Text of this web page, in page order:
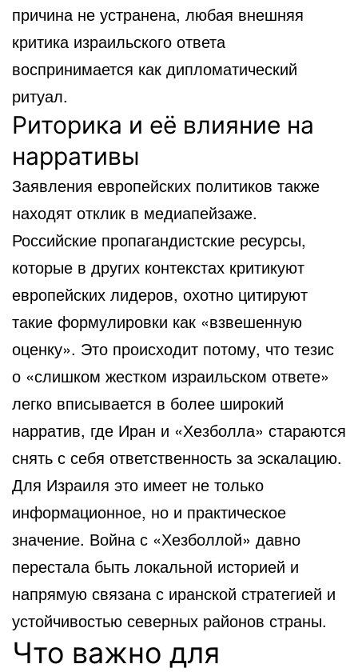
причина не устранена, любая внешняя
критика израильского ответа
воспринимается как дипломатический
ритуал.
Риторика и её влияние на
нарративы
Заявления европейских политиков также
находят отклик в медиапейзаже.
Российские пропагандистские ресурсы,
которые в других контекстах критикуют
европейских лидеров, охотно цитируют
такие формулировки как «взвешенную
оценку». Это происходит потому, что тезис
о «слишком жестком израильском ответе»
легко вписывается в более широкий
нарратив, где Иран и «Хезболла» стараются
снять с себя ответственность за эскалацию.
Для Израиля это имеет не только
информационное, но и практическое
значение. Война с «Хезболлой» давно
перестала быть локальной историей и
напрямую связана с иранской стратегией и
устойчивостью северных районов страны.
Что важно для